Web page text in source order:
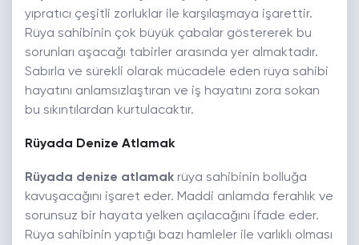
yıpratıcı çeşitli zorluklar ile karşılaşmaya işarettir.
Rüya sahibinin çok büyük çabalar göstererek bu
sorunları aşacağı tabirler arasında yer almaktadır.
Sabırla ve sürekli olarak mücadele eden rüya sahibi
hayatını anlamsızlaştıran ve iş hayatını zora sokan
bu sıkıntılardan kurtulacaktır.
Rüyada Denize Atlamak
Rüyada denize atlamak rüya sahibinin bolluğa
kavuşacağını işaret eder. Maddi anlamda ferahlık ve
sorunsuz bir hayata yelken açılacağını ifade eder.
Rüya sahibinin yaptığı bazı hamleler ile varlıklı olması